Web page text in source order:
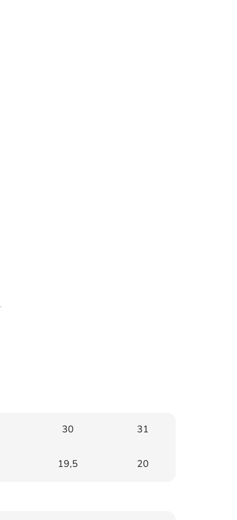
30 31
19,5 20